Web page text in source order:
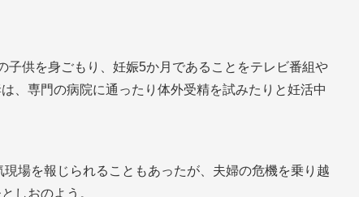
子供を身ごもり、妊娠5か月であることをテレビ番組や
、専門の病院に通ったり体外受精を試みたりと妊活中
場を報じられることもあったが、夫婦の危機を乗り越
しおのよう。